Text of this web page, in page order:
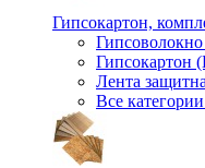
Гипсокартон,
Гипсокартон
Лента
Все